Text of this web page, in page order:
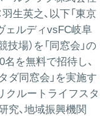
羽生英之、以下「東京
ェルディvsFC岐阜
場）を「同窓会」の
を無料で招待し、
ダ同窓会」を実施す
クルートライフスタ
究、地域振興機関